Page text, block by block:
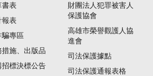
書表
報表
騙專區
措施、出版品
招標決標公告
財團法人犯罪被害人
保護協會
高雄市榮譽觀護人協
進會
司法保護據點
司法保護通報表格